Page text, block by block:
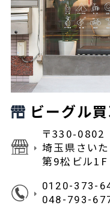
ビーグル
〒330-0802
埼玉県さい
第9松ビル1F
0120-373-
048-793-